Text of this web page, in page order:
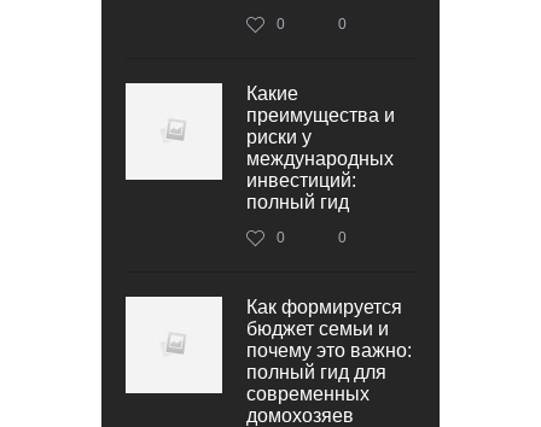
0 0
Какие
преимущества и
риски у
международных
инвестиций:
полный гид
0 0
Как формируется
бюджет семьи и
почему это важно:
полный гид для
современных
домохозяев